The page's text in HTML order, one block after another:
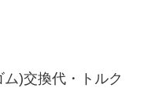
)交換代・トルク